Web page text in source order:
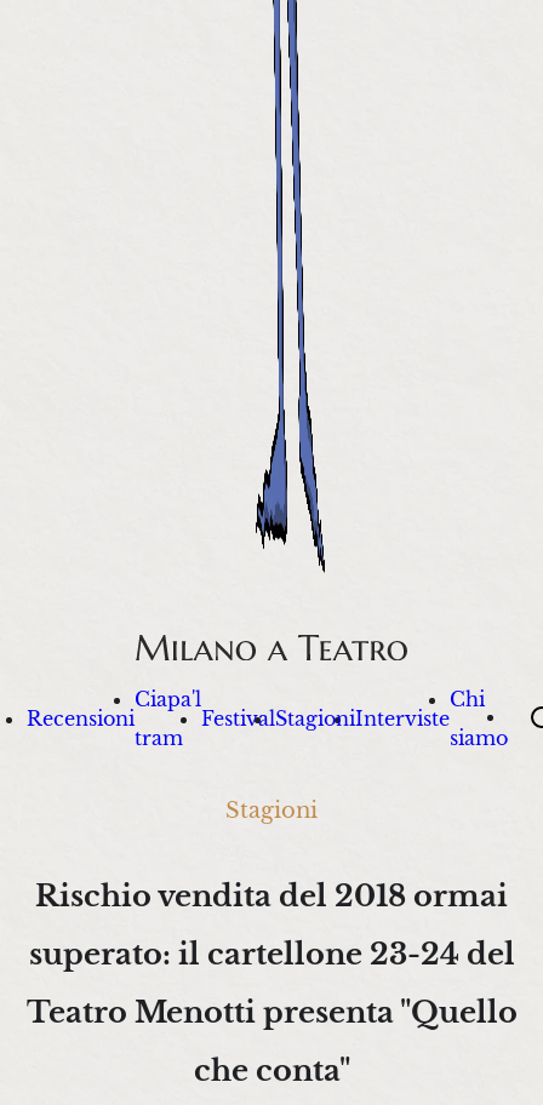
Recensioni
Ciapa'l
tram
FestivalStagioniInterviste
Chi
siamo
Rischio vendita del 2018 ormai
superato: il cartellone 23-24 del
Teatro Menotti presenta "Quello
che conta"
Stagioni